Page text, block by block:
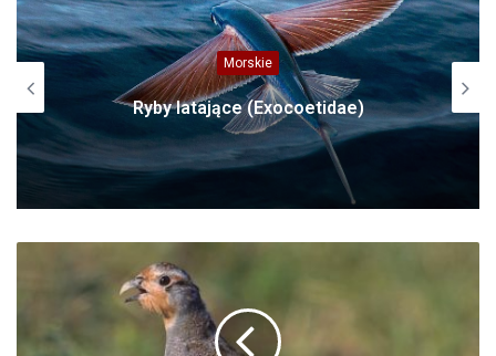
Morskie
Ryby latające (Exocoetidae)